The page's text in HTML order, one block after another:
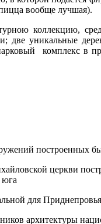
вообще лучшая).
коллекцию,
две уникальные
комплекс в
построенных
церкви
юга
для
архитектуры